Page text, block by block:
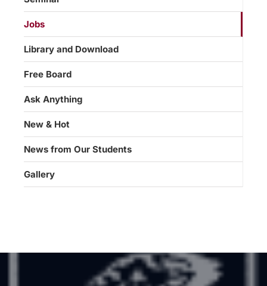
Jobs
Library and Download
Free Board
Ask Anything
New & Hot
News from Our Students
Gallery